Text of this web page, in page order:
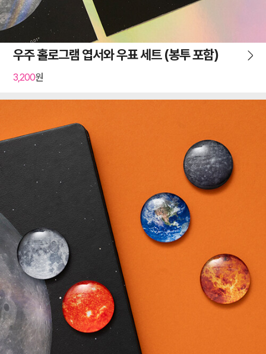
우주 홀로그램 엽서와 우표 세트 (봉투 포함)
3,200원